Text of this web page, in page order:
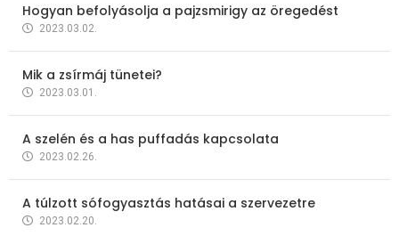
Hogyan befolyásolja a pajzsmirigy az öregedést
2023.03.02.
Mik a zsírmáj tünetei?
2023.03.01.
A szelén és a has puffadás kapcsolata
2023.02.26.
A túlzott sófogyasztás hatásai a szervezetre
2023.02.20.